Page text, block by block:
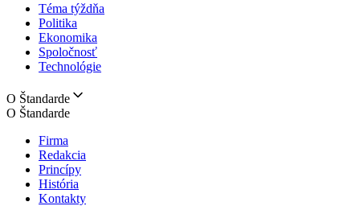
Téma týždňa
Politika
Ekonomika
Spoločnosť
Technológie
O Štandarde
O Štandarde
Firma
Redakcia
Princípy
História
Kontakty